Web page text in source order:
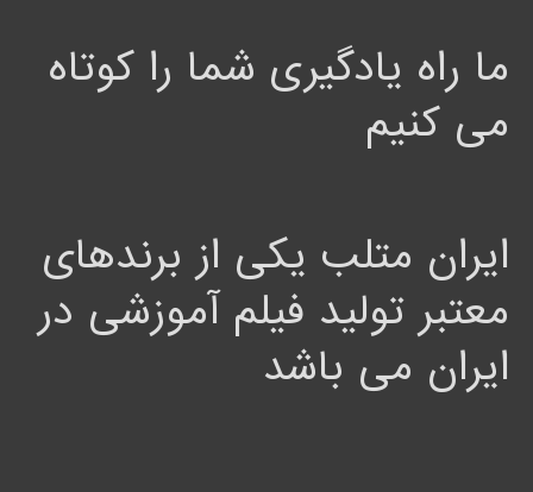
ما راه یادگیری شما را کوتاه
می کنیم
ایران متلب یکی از برندهای
معتبر تولید فیلم آموزشی در
ایران می باشد